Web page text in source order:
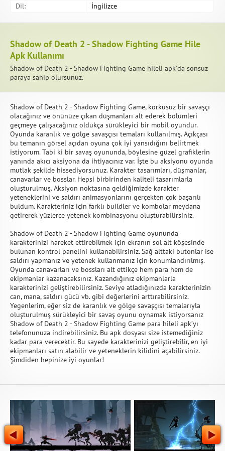
Dil:
İngilizce
Shadow of Death 2 - Shadow Fighting Game Hile
Apk Kullanımı
Shadow of Death 2 - Shadow Fighting Game hileli apk'da sonsuz
paraya sahip olursunuz.
Shadow of Death 2 - Shadow Fighting Game, korkusuz bir savaşçı
olacağınız ve önünüze çıkan düşmanları alt ederek bölümleri
geçmeye çalışacağınız oldukça sürükleyici bir mobil oyundur.
Oyunda karanlık ve gölge savaşçısı temaları kullanılmış. Açıkçası
bu temanın görsel açıdan oyuna çok iyi yansıdığını belirtmek
istiyorum. Tabi ki bir savaş oyununda, böylesine güzel grafiklerin
yanında akıcı aksiyona da ihtiyacınız var. İşte bu aksiyonu oyunda
mutlak şekilde hissediyorsunuz. Karakter tasarımları, düşmanlar,
canavarlar ve bosslar. Hepsi birbirinden kaliteli tasarımlarla
oluşturulmuş. Aksiyon noktasına geldiğimizde karakter
yeteneklerini ve saldırı animasyonlarını gerçekten çok başarılı
buldum. Karakteriniz için farklı buildler ve kombolar meydana
getirerek yüzlerce yetenek kombinasyonu oluşturabilirsiniz.
Shadow of Death 2 - Shadow Fighting Game oyununda
karakterinizi hareket ettirebilmek için ekranın sol alt köşesinde
bulunan kontrol panelini kullanabilirsiniz. Sağ alttaki butonlar ise
saldırı yapmanız ve yetenek kullanmanız için konumlandırılmış.
Oyunda canavarları ve bossları alt ettikçe hem para hem de
ekipmanlar kazanacaksınız. Kazandığınız ekipmanlarla
karakterinizi geliştirebilirsiniz. Seviye atladığınızda karakterinizin
can, mana, saldırı gücü vb. gibi değerlerini arttırabilirsiniz.
Yegenlerim, eğer siz de karanlık ve gölge savaşçısı temalarıyla
oluşturulmuş sürükleyici bir savaş oyunu oynamak istiyorsanız
Shadow of Death 2 - Shadow Fighting Game para hileli apk’yı
telefonunuza indirebilirsiniz. Bu apk dosyası size istemediğiniz
kadar para verecektir. Bu sayede karakterinizi geliştirebilir, en iyi
ekipmanları satın alabilir ve yeteneklerin kilidini açabilirsiniz.
Şimdiden hepinize iyi oyunlar!